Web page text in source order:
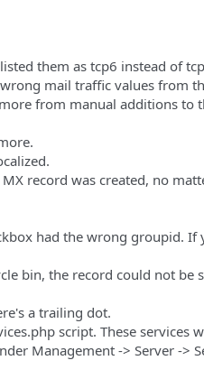
them as tcp6 instead of
mail traffic values from
from manual additions to
record was created, no
had the wrong groupid. If
bin, the record could not be
a trailing dot.
script. These services
Management -> Server ->